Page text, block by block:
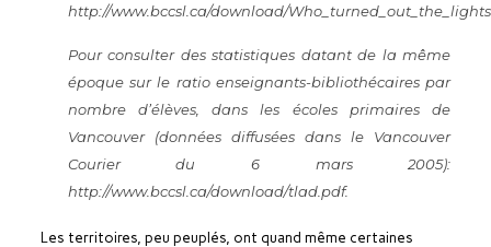
http://www.bccsl.ca/download/
Pour consulter des statistiques datant de la même
époque sur le ratio enseignants-bibliothécaires par
nombre d’élèves, dans les écoles primaires de
Vancouver (données diffusées dans le Vancouver
Courier du 6 mars 2005):
http://www.bccsl.ca/download/tlad.pdf.
Les territoires, peu peuplés, ont quand même certaines